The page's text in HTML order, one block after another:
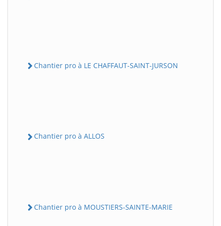
Chantier pro à LE CHAFFAUT-SAINT-JURSON
Chantier pro à ALLOS
Chantier pro à MOUSTIERS-SAINTE-MARIE